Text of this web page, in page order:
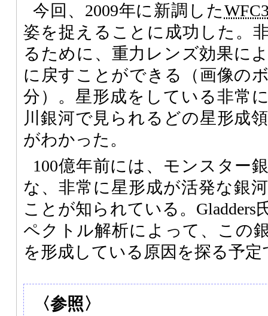
今回、2009年に新調した
姿を捉えることに成功した。
るために、重力レンズ効果に
に戻すことができる（画像の
分）。星形成をしている非常
川銀河で見られるどの星形成
がわかった。
100億年前には、モンスター
な、非常に星形成が活発な銀
ことが知られている。Gladders
ペクトル解析によって、この
を形成している原因を探る予定
〈参照〉